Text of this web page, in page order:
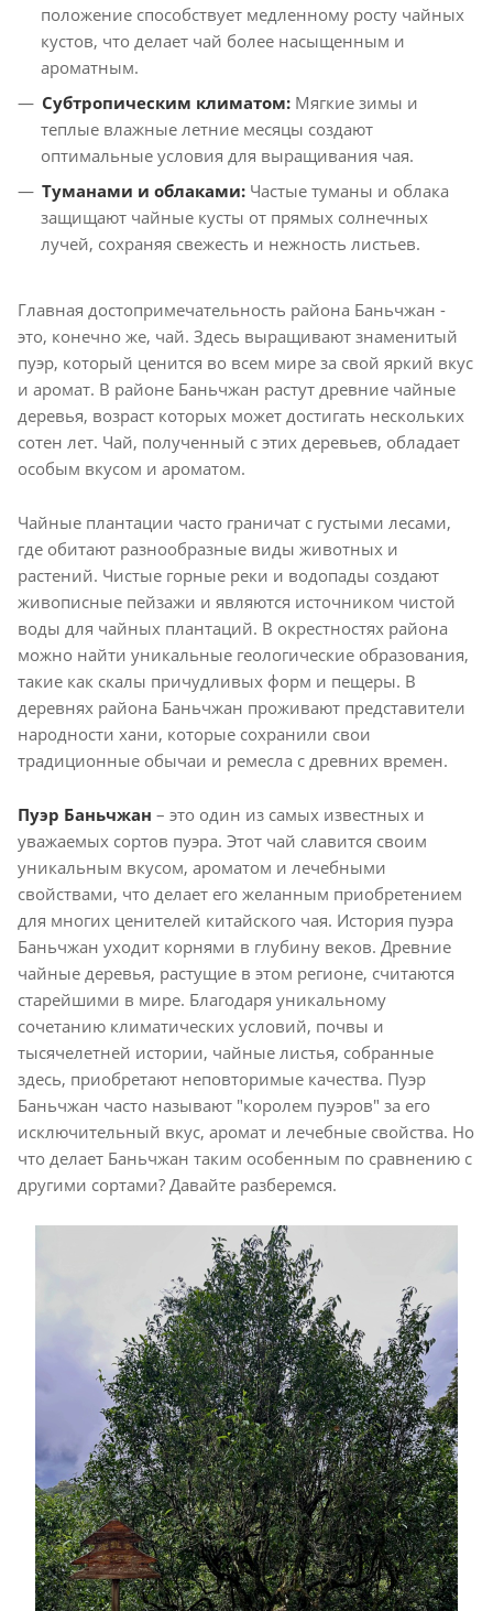
положение способствует медленному росту чайных
кустов, что делает чай более насыщенным и
ароматным.
Субтропическим климатом: Мягкие зимы и
теплые влажные летние месяцы создают
оптимальные условия для выращивания чая.
Туманами и облаками: Частые туманы и облака
защищают чайные кусты от прямых солнечных
лучей, сохраняя свежесть и нежность листьев.
Главная достопримечательность района Баньчжан -
это, конечно же, чай. Здесь выращивают знаменитый
пуэр, который ценится во всем мире за свой яркий вкус
и аромат. В районе Баньчжан растут древние чайные
деревья, возраст которых может достигать нескольких
сотен лет. Чай, полученный с этих деревьев, обладает
особым вкусом и ароматом.
Чайные плантации часто граничат с густыми лесами,
где обитают разнообразные виды животных и
растений. Чистые горные реки и водопады создают
живописные пейзажи и являются источником чистой
воды для чайных плантаций. В окрестностях района
можно найти уникальные геологические образования,
такие как скалы причудливых форм и пещеры. В
деревнях района Баньчжан проживают представители
народности хани, которые сохранили свои
традиционные обычаи и ремесла с древних времен.
Пуэр Баньчжан – это один из самых известных и
уважаемых сортов пуэра. Этот чай славится своим
уникальным вкусом, ароматом и лечебными
свойствами, что делает его желанным приобретением
для многих ценителей китайского чая. История пуэра
Баньчжан уходит корнями в глубину веков. Древние
чайные деревья, растущие в этом регионе, считаются
старейшими в мире. Благодаря уникальному
сочетанию климатических условий, почвы и
тысячелетней истории, чайные листья, собранные
здесь, приобретают неповторимые качества. Пуэр
Баньчжан часто называют "королем пуэров" за его
исключительный вкус, аромат и лечебные свойства. Но
что делает Баньчжан таким особенным по сравнению с
другими сортами? Давайте разберемся.